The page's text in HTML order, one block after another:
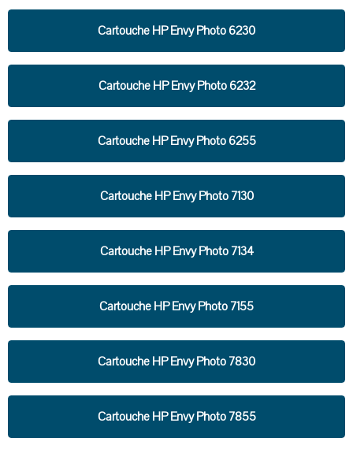
Cartouche HP Envy Photo 6230
Cartouche HP Envy Photo 6232
Cartouche HP Envy Photo 6255
Cartouche HP Envy Photo 7130
Cartouche HP Envy Photo 7134
Cartouche HP Envy Photo 7155
Cartouche HP Envy Photo 7830
Cartouche HP Envy Photo 7855